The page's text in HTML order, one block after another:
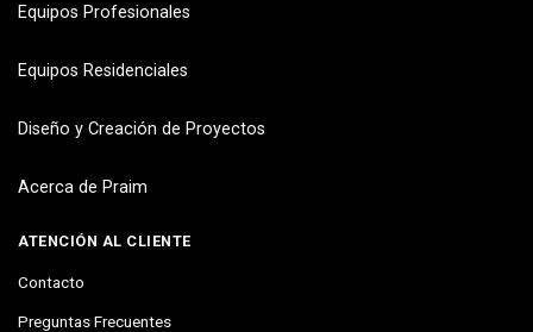
Equipos Profesionales
Equipos Residenciales
Diseño y Creación de Proyectos
Acerca de Praim
ATENCIÓN AL CLIENTE
Contacto
Preguntas Frecuentes